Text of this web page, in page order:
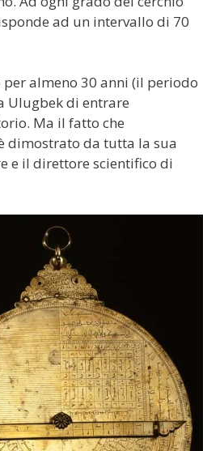
ad un intervallo di 70
almeno 30 anni (il periodo
Ulugbek di entrare
Ma il fatto che
dimostrato da tutta la sua
e il direttore scientifico di